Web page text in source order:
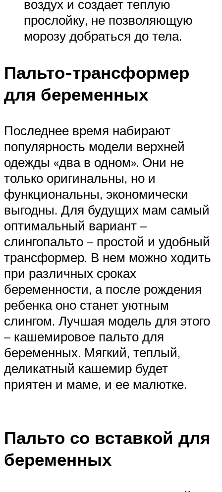
воздух и создает теплую
прослойку, не позволяющую
морозу добраться до тела.
Пальто-трансформер
для беременных
Последнее время набирают
популярность модели верхней
одежды «два в одном». Они не
только оригинальны, но и
функциональны, экономически
выгодны. Для будущих мам самый
оптимальный вариант –
слингопальто – простой и удобный
трансформер. В нем можно ходить
при различных сроках
беременности, а после рождения
ребенка оно станет уютным
слингом. Лучшая модель для этого
– кашемировое пальто для
беременных. Мягкий, теплый,
деликатный кашемир будет
приятен и маме, и ее малютке.
Пальто со вставкой для
беременных